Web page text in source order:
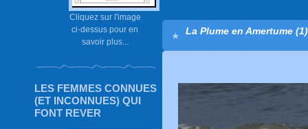
Cliquez sur l'image
ci-dessus pour en
savoir plus...
LES FEMMES CONNUES
(ET INCONNUES) QUI
FONT REVER
La Plume en Amertume (1)